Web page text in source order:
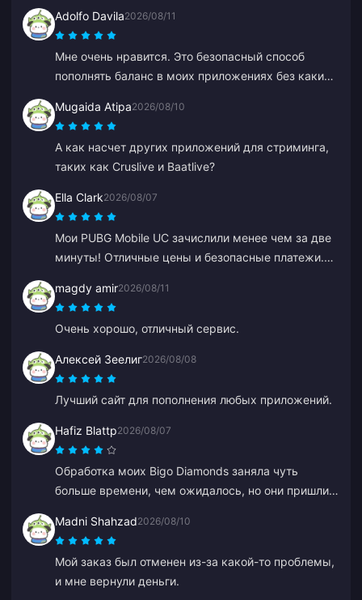
Adolfo Davila2026/08/11
Мне очень нравится. Это безопасный способ
пополнять баланс в моих приложениях без каких-
меня не обманут.
Mugaida Atipa2026/08/10
А как насчет других приложений для стриминга,
таких как Cruslive и Baatlive?
Ella Clark2026/08/07
Мои PUBG Mobile UC зачислили менее чем за две
минуты! Отличные цены и безопасные платежи.
либо проблем. Очень рекомендую.
magdy amir2026/08/11
Очень хорошо, отличный сервис.
Алексей Зеелиг2026/08/08
Лучший сайт для пополнения любых приложений.
Hafiz Blattp2026/08/07
Обработка моих Bigo Diamonds заняла чуть
больше времени, чем ожидалось, но они пришли в
Madni Shahzad2026/08/10
Мой заказ был отменен из-за какой-то проблемы,
и мне вернули деньги.